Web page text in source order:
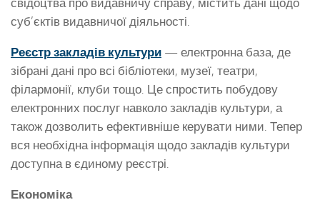
свідоцтва про видавничу справу, містить дані щодо
суб’єктів видавничої діяльності.
Реєстр закладів культури — електронна база, де
зібрані дані про всі бібліотеки, музеї, театри,
філармонії, клуби тощо. Це спростить побудову
електронних послуг навколо закладів культури, а
також дозволить ефективніше керувати ними. Тепер
вся необхідна інформація щодо закладів культури
доступна в єдиному реєстрі.
Економіка